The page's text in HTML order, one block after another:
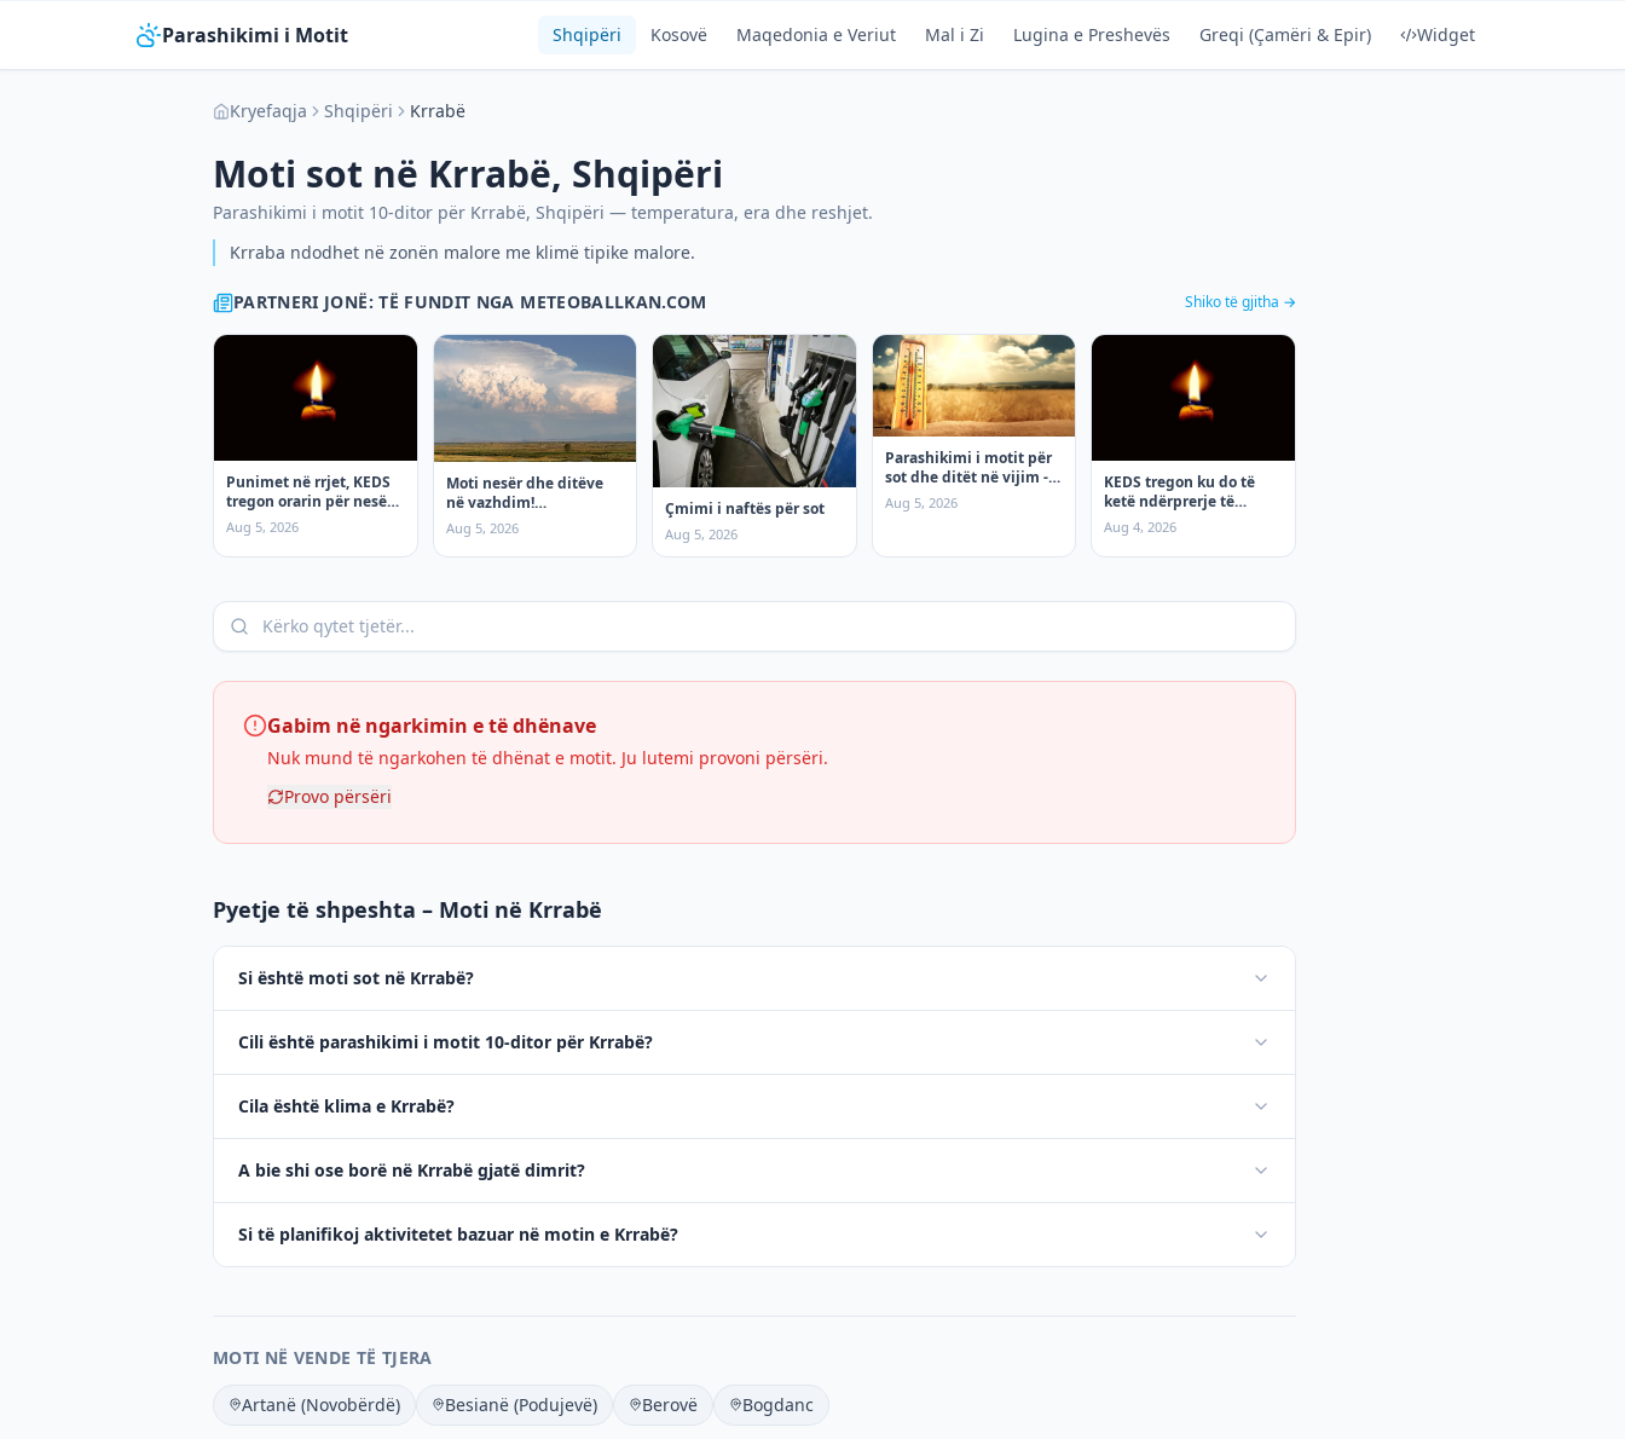
Parashikimi i Motit Shqipëri Kosovë Maqedonia e Veriut Mal i Zi Lugina e Preshevës Greqi (Çamëri & Epir) Widget
Kryefaqja Shqipëri Krrabë
Moti sot në Krrabë, Shqipëri
Parashikimi i motit 10-ditor për Krrabë, Shqipëri — temperatura, era dhe reshjet.
Krraba ndodhet në zonën malore me klimë tipike malore.
PARTNERI JONË: TË FUNDIT NGA METEOBALLKAN.COM Shiko të gjitha →
Punimet në rrjet, KEDS
tregon orarin për nesër
e Enjte!
Aug 5, 2026
Moti nesër dhe ditëve
në vazhdim!
(06.08.2026.) e enjte
Aug 5, 2026
Çmimi i naftës për sot
Aug 5, 2026
Parashikimi i motit për
sot dhe ditët në vijim - e
mërkurë
Aug 5, 2026
KEDS tregon ku do të
ketë ndërprerje të
rrymës të mërkurën, 5
Gusht!
Aug 4, 2026
Gabim në ngarkimin e të dhënave
Nuk mund të ngarkohen të dhënat e motit. Ju lutemi provoni përsëri.
Provo përsëri
Pyetje të shpeshta – Moti në Krrabë
Si është moti sot në Krrabë?
Cili është parashikimi i motit 10-ditor për Krrabë?
Cila është klima e Krrabë?
A bie shi ose borë në Krrabë gjatë dimrit?
Si të planifikoj aktivitetet bazuar në motin e Krrabë?
MOTI NË VENDE TË TJERA
Artanë (Novobërdë) Besianë (Podujevë) Berovë Bogdanc